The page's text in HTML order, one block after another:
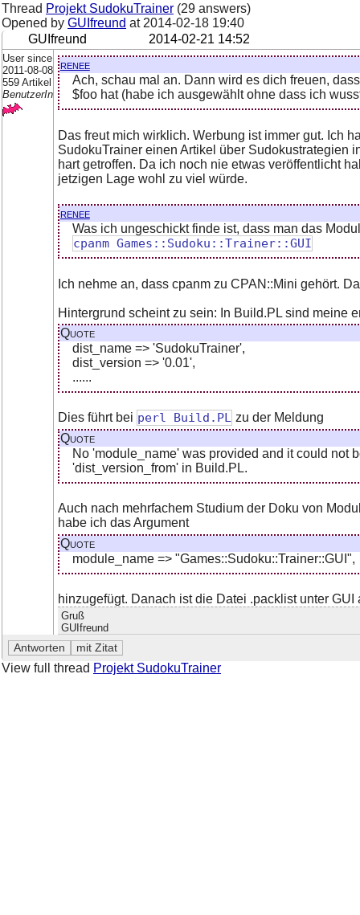
Thread Projekt SudokuTrainer (29 answers)
Opened by GUIfreund at 2014-02-18 19:40
GUIfreund
2014-02-21 14:52
User since
2011-08-08
559 Artikel
BenutzerIn
renee
Ach, schau mal an. Dann wird es dich freuen,
$foo hat (habe ich ausgewählt ohne dass ich
Das freut mich wirklich. Werbung ist immer gut. Ich
SudokuTrainer einen Artikel über Sudokustrategien
hart getroffen. Da ich noch nie etwas veröffentlicht
jetzigen Lage wohl zu viel würde.
renee
Was ich ungeschickt finde ist, dass man das
cpanm Games::Sudoku::Trainer::GUI
Ich nehme an, dass cpanm zu CPAN::Mini gehört.
Hintergrund scheint zu sein: In Build.PL sind meine
Quote
dist_name => 'SudokuTrainer',
dist_version => '0.01',
......
Dies führt bei perl Build.PL zu der Meldung
Quote
No 'module_name' was provided and it could not
'dist_version_from' in Build.PL.
Auch nach mehrfachem Studium der Doku von
habe ich das Argument
Quote
module_name => "Games::Sudoku::Trainer::GUI",
hinzugefügt. Danach ist die Datei .packlist unter
Gruß
GUIfreund
View full thread Projekt SudokuTrainer